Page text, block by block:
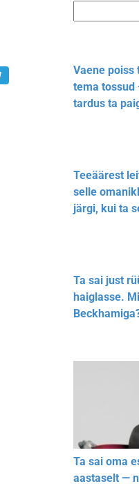
Vaene poiss
tema tossud
tardus ta
Teeäärest
selle
järgi, kui ta
Ta sai just
haiglasse.
Ta sai oma
aastaselt —